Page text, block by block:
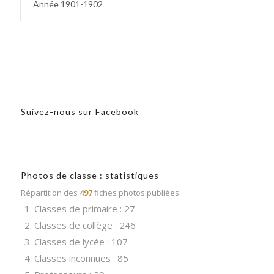
Année 1901-1902
Suivez-nous sur Facebook
Photos de classe : statistiques
Répartition des 497fiches photos publiées:
1. Classes de primaire : 27
2. Classes de collège : 246
3. Classes de lycée : 107
4. Classes inconnues : 85